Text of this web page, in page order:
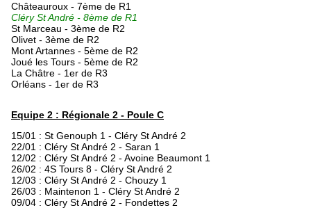
Châteauroux - 7ème de R1
Cléry St André - 8ème de R1
St Marceau - 3ème de R2
Olivet - 3ème de R2
Mont Artannes - 5ème de R2
Joué les Tours - 5ème de R2
La Châtre - 1er de R3
Orléans - 1er de R3
Equipe 2 : Régionale 2 - Poule C
15/01 : St Genouph 1 - Cléry St André 2
22/01 : Cléry St André 2 - Saran 1
12/02 : Cléry St André 2 - Avoine Beaumont 1
26/02 : 4S Tours 8 - Cléry St André 2
12/03 : Cléry St André 2 - Chouzy 1
26/03 : Maintenon 1 - Cléry St André 2
09/04 : Cléry St André 2 - Fondettes 2